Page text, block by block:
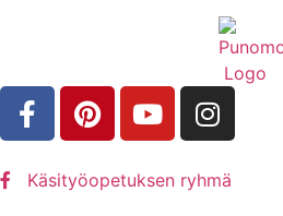
Käsityöopetuksen ryhmä